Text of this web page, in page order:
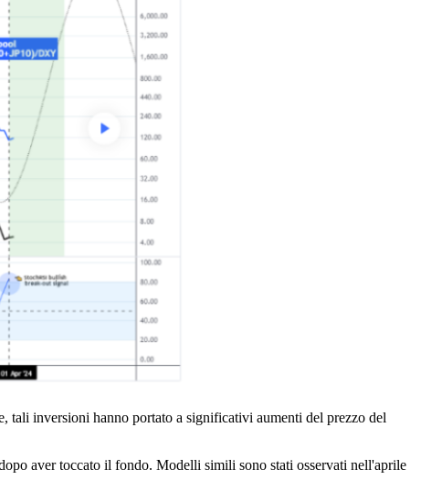
tali inversioni hanno portato a significativi aumenti del prezzo del
aver toccato il fondo. Modelli simili sono stati osservati nell'aprile